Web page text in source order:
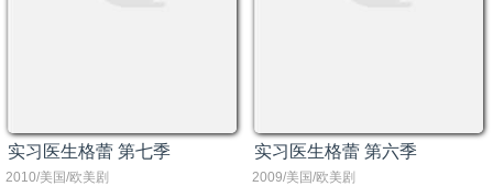
实习医生格蕾 第七季
2010/美国/欧美剧
实习医生格蕾 第六季
2009/美国/欧美剧